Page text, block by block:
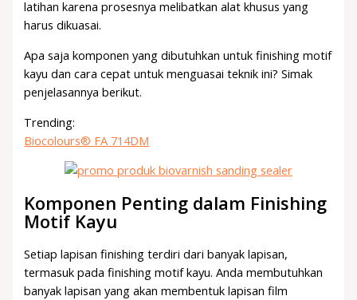
latihan karena prosesnya melibatkan alat khusus yang
harus dikuasai.
Apa saja komponen yang dibutuhkan untuk finishing motif
kayu dan cara cepat untuk menguasai teknik ini? Simak
penjelasannya berikut.
Trending:
Biocolours® FA 714DM
Komponen Penting dalam Finishing
Motif Kayu
Setiap lapisan finishing terdiri dari banyak lapisan,
termasuk pada finishing motif kayu. Anda membutuhkan
banyak lapisan yang akan membentuk lapisan film